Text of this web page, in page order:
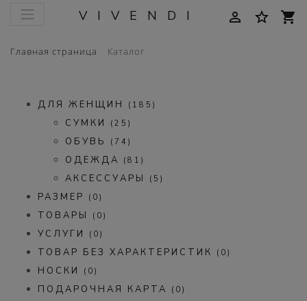
VIVENDI person_outline star_border shopping_cart
Главная страница Каталог
ДЛЯ ЖЕНЩИН (185)
СУМКИ (25)
ОБУВЬ (74)
ОДЕЖДА (81)
АКСЕССУАРЫ (5)
РАЗМЕР (0)
ТОВАРЫ (0)
УСЛУГИ (0)
ТОВАР БЕЗ ХАРАКТЕРИСТИК (0)
НОСКИ (0)
ПОДАРОЧНАЯ КАРТА (0)